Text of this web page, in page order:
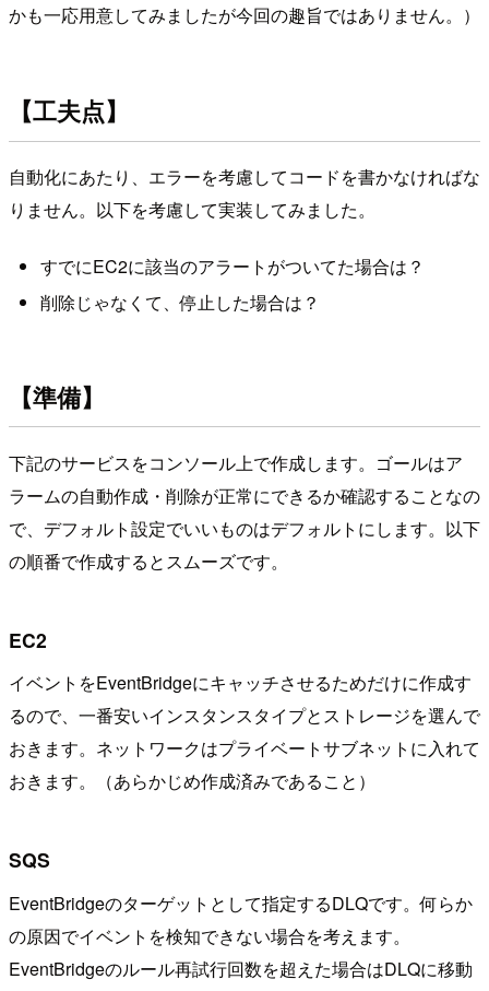
かも一応用意してみましたが今回の趣旨ではありません。）
【工夫点】
自動化にあたり、エラーを考慮してコードを書かなければな
りません。以下を考慮して実装してみました。
すでにEC2に該当のアラートがついてた場合は？
削除じゃなくて、停止した場合は？
【準備】
下記のサービスをコンソール上で作成します。ゴールはア
ラームの自動作成・削除が正常にできるか確認することなの
で、デフォルト設定でいいものはデフォルトにします。以下
の順番で作成するとスムーズです。
EC2
イベントをEventBridgeにキャッチさせるためだけに作成す
るので、一番安いインスタンスタイプとストレージを選んで
おきます。ネットワークはプライベートサブネットに入れて
おきます。（あらかじめ作成済みであること）
SQS
EventBridgeのターゲットとして指定するDLQです。何らか
の原因でイベントを検知できない場合を考えます。
EventBridgeのルール再試行回数を超えた場合はDLQに移動